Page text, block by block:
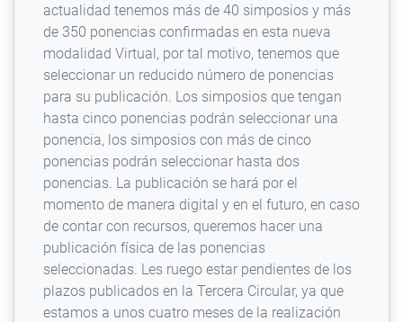
actualidad tenemos más de 40 simposios y más
de 350 ponencias confirmadas en esta nueva
modalidad Virtual, por tal motivo, tenemos que
seleccionar un reducido número de ponencias
para su publicación. Los simposios que tengan
hasta cinco ponencias podrán seleccionar una
ponencia, los simposios con más de cinco
ponencias podrán seleccionar hasta dos
ponencias. La publicación se hará por el
momento de manera digital y en el futuro, en caso
de contar con recursos, queremos hacer una
publicación física de las ponencias
seleccionadas. Les ruego estar pendientes de los
plazos publicados en la Tercera Circular, ya que
estamos a unos cuatro meses de la realización